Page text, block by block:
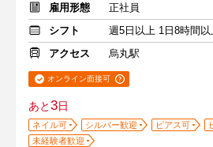
雇用形態
正社員
シフト
週5日以上 1日8時間以
アクセス
烏丸駅
オンライン面接可
あと3日
ネイル可 シルバー歓迎 ピアス可
未経験者歓迎